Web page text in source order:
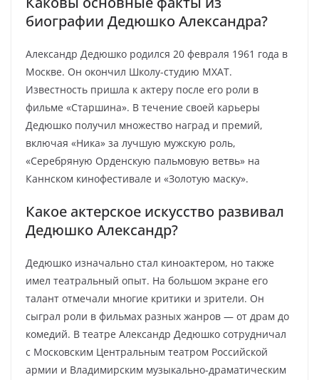
биографии Дедюшко Александра?
Александр Дедюшко родился 20 февраля 1961 года в
Москве. Он окончил Школу-студию МХАТ.
Известность пришла к актеру после его роли в
фильме «Старшина». В течение своей карьеры
Дедюшко получил множество наград и премий,
включая «Ника» за лучшую мужскую роль,
«Серебряную Орденскую пальмовую ветвь» на
Каннском кинофестивале и «Золотую маску».
Какое актерское искусство развивал
Дедюшко Александр?
Дедюшко изначально стал киноактером, но также
имел театральный опыт. На большом экране его
талант отмечали многие критики и зрители. Он
сыграл роли в фильмах разных жанров — от драм до
комедий. В театре Александр Дедюшко сотрудничал
с Московским Центральным театром Российской
армии и Владимирским музыкально-драматическим